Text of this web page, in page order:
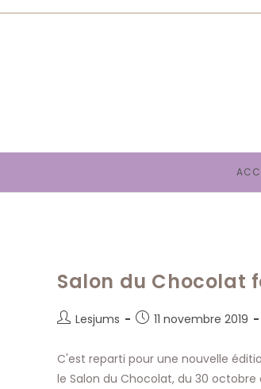
Skip
Salon du Chocolat
Auteur/autrice
la
publication :
Lesjums
Publication
11 novembre 2019
C'est reparti pour une nouvelle
le Salon du Chocolat, du 30 octobre